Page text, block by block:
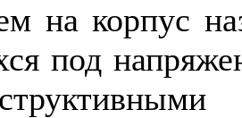
на корпус
под